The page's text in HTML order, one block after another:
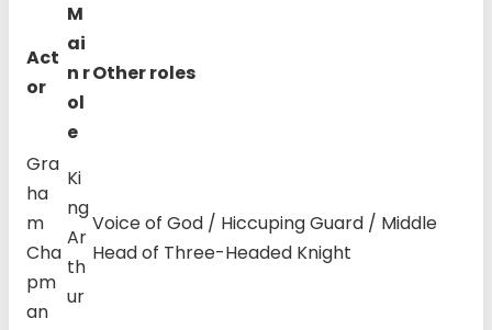
Act
or
M
ai
n r
ol
e
Other roles
Gra
ha
m
Cha
pm
an
Ki
ng
Ar
th
ur
Voice of God / Hiccuping Guard / Middle
Head of Three-Headed Knight